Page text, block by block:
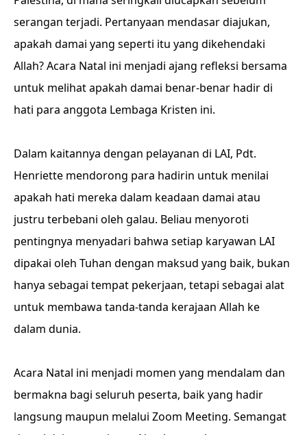
serangan terjadi. Pertanyaan mendasar diajukan,
apakah damai yang seperti itu yang dikehendaki
Allah? Acara Natal ini menjadi ajang refleksi bersama
untuk melihat apakah damai benar-benar hadir di
hati para anggota Lembaga Kristen ini.
Dalam kaitannya dengan pelayanan di LAI, Pdt.
Henriette mendorong para hadirin untuk menilai
apakah hati mereka dalam keadaan damai atau
justru terbebani oleh galau. Beliau menyoroti
pentingnya menyadari bahwa setiap karyawan LAI
dipakai oleh Tuhan dengan maksud yang baik, bukan
hanya sebagai tempat pekerjaan, tetapi sebagai alat
untuk membawa tanda-tanda kerajaan Allah ke
dalam dunia.
Acara Natal ini menjadi momen yang mendalam dan
bermakna bagi seluruh peserta, baik yang hadir
langsung maupun melalui Zoom Meeting. Semangat